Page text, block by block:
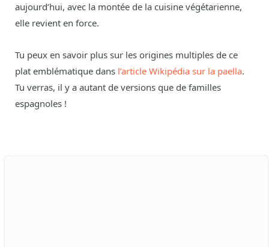
aujourd’hui, avec la montée de la cuisine végétarienne,
elle revient en force.
Tu peux en savoir plus sur les origines multiples de ce
plat emblématique dans l’article Wikipédia sur la paella.
Tu verras, il y a autant de versions que de familles
espagnoles !